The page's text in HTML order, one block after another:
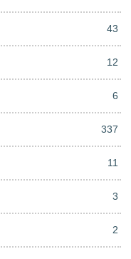
43
12
6
337
11
3
2